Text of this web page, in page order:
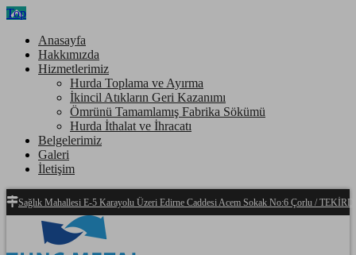
Top
Anasayfa
Hakkımızda
Hizmetlerimiz
Hurda Toplama ve Ayırma
İkincil Atıkların Geri Kazanımı
Ömrünü Tamamlamış Fabrika Sökümü
Hurda İthalat ve İhracatı
Belgelerimiz
Galeri
İletişim
Sağlık Mahallesi E-5 Karayolu Üzeri Edirne Caddesi Acem Sokak No:6 Çorlu /